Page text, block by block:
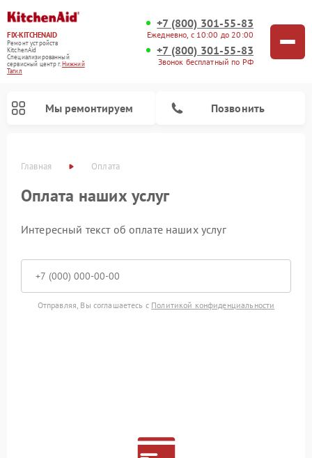
FIX-KITCHENAID
Ремонт устройств
KitchenAid
Специализированный
cервисный центр г.Нижний
Тагил
+7 (800) 301-55-83
Ежедневно, с 10:00 до 20:00
+7 (800) 301-55-83
Звонок бесплатный по РФ
Мы ремонтируем Позвонить
Главная Оплата
Оплата наших услуг
Интересный текст об оплате наших услуг
Отправляя, Вы соглашаетесь с Политикой конфиденциальности